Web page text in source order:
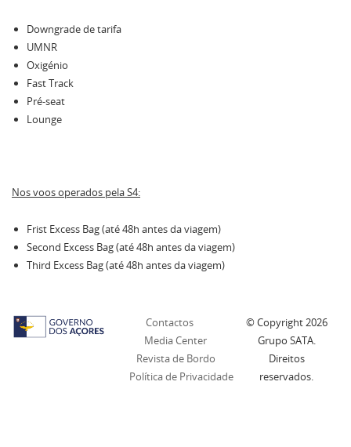
Downgrade de tarifa
UMNR
Oxigénio
Fast Track
Pré-seat
Lounge
Nos voos operados pela S4:
Frist Excess Bag (até 48h antes da viagem)
Second Excess Bag (até 48h antes da viagem)
Third Excess Bag (até 48h antes da viagem)
Contactos
Media Center
Revista de Bordo
Política de Privacidade
© Copyright2026
Grupo SATA.
Direitos
reservados.